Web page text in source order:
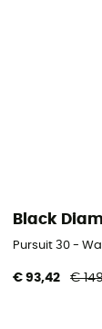
Black
Pursuit 30 -
€ 93,42 €